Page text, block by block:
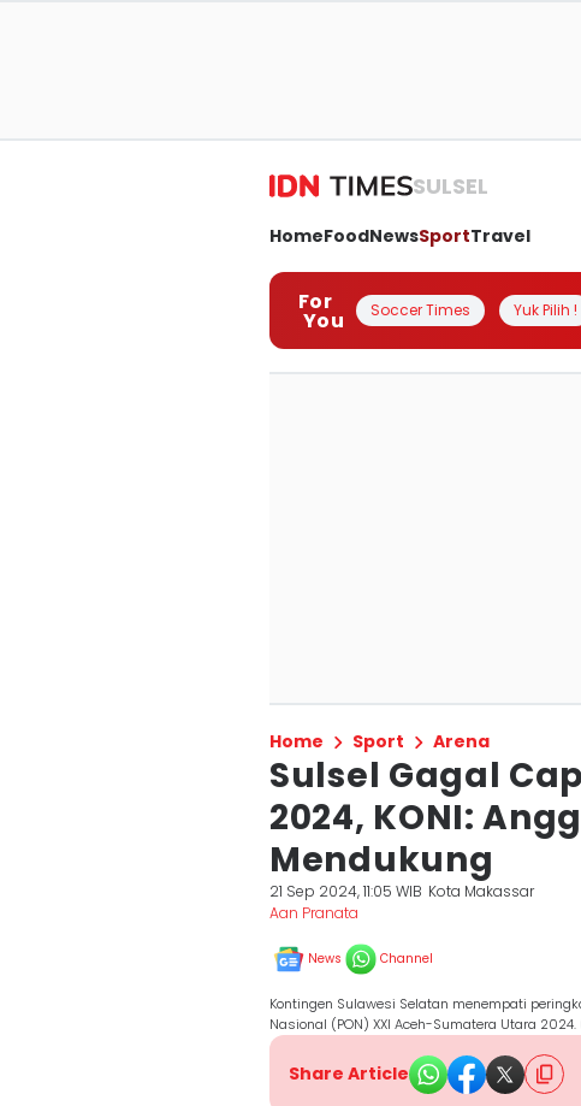
SULSEL
HomeFoodNewsSportTravel
For
You Soccer Times Yuk Pilih !
Home Sport Arena
Sulsel Gagal
2024, KONI:
Mendukung
21 Sep 2024, 11:05 WIB Kota Makassar
Aan Pranata
News Channel
Kontingen Sulawesi Selatan menempati
Nasional (PON) XXI Aceh-Sumatera Utara
Share Article